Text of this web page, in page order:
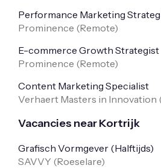
Performance Marketing
Prominence (Remote)
E-commerce Growth Strategist
Prominence (Remote)
Content Marketing Specialist
Verhaert Masters in Innovation
Vacancies near Kortrijk
Grafisch Vormgever (Halftijds)
SAVVY (Roeselare)